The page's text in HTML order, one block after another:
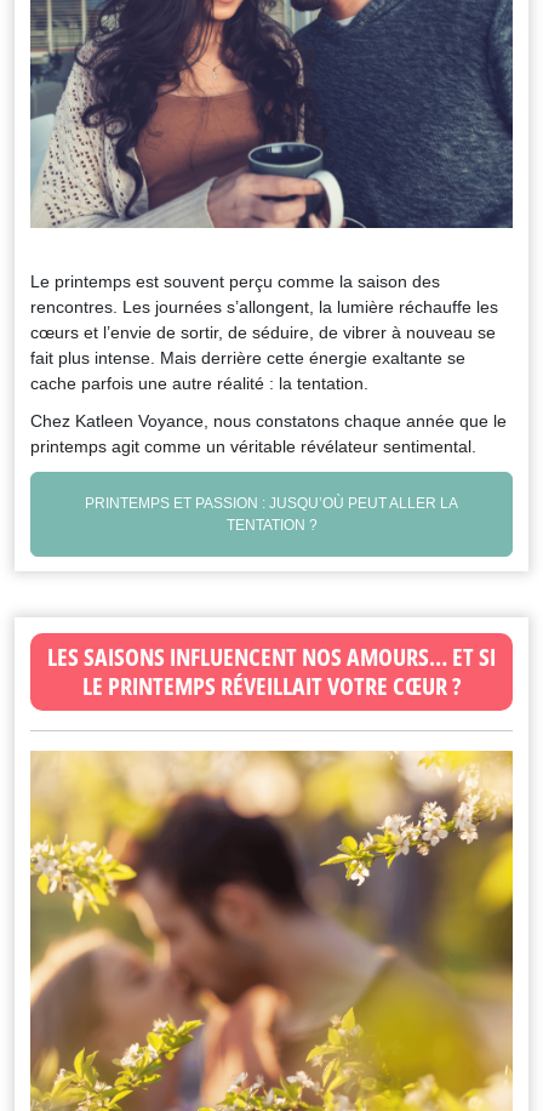
Le printemps est souvent perçu comme la saison des
rencontres. Les journées s’allongent, la lumière réchauffe les
cœurs et l’envie de sortir, de séduire, de vibrer à nouveau se
fait plus intense. Mais derrière cette énergie exaltante se
cache parfois une autre réalité : la tentation.
Chez Katleen Voyance, nous constatons chaque année que le
printemps agit comme un véritable révélateur sentimental.
PRINTEMPS ET PASSION : JUSQU’OÙ PEUT ALLER LA
TENTATION ?
LES SAISONS INFLUENCENT NOS AMOURS… ET SI
LE PRINTEMPS RÉVEILLAIT VOTRE CŒUR ?